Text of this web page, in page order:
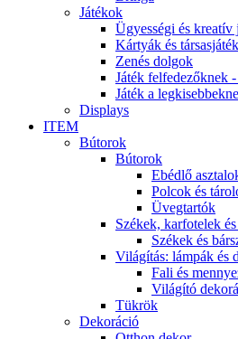
Játékok
Ügyességi és
Kártyák és
Zenés dolgok
Játék
Játék a
Displays
ITEM
Bútorok
Bútorok
Ebédlő
Polcok és
Üvegtartók
Székek, karfotelek
Székek és
Világítás: lámpák és
Fali és
Világító
Tükrök
Dekoráció